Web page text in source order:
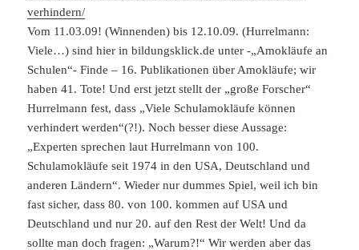
verhindern/
Vom 11.03.09! (Winnenden) bis 12.10.09. (Hurrelmann:
Viele…) sind hier in bildungsklick.de unter -„Amokläufe an
Schulen“- Finde – 16. Publikationen über Amokläufe; wir
haben 41. Tote! Und erst jetzt stellt der „große Forscher“
Hurrelmann fest, dass „Viele Schulamokläufe können
verhindert werden“(?!). Noch besser diese Aussage:
„Experten sprechen laut Hurrelmann von 100.
Schulamokläufe seit 1974 in den USA, Deutschland und
anderen Ländern“. Wieder nur dummes Spiel, weil ich bin
fast sicher, dass 80. von 100. kommen auf USA und
Deutschland und nur 20. auf den Rest der Welt! Und da
sollte man doch fragen: „Warum?!“ Wir werden aber das